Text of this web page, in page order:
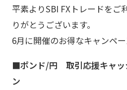
平素よりSBI FXトレードをご
りがとうございます。
6月に開催のお得なキャンペー
■ポンド/円 取引応援キャッ
ン